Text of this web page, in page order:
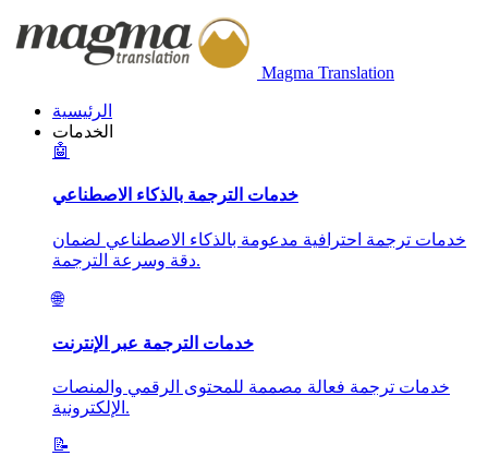
Magma Translation
الرئيسية
الخدمات
🤖
خدمات الترجمة بالذكاء الاصطناعي
خدمات ترجمة احترافية مدعومة بالذكاء الاصطناعي لضمان
دقة وسرعة الترجمة.
🌐
خدمات الترجمة عبر الإنترنت
خدمات ترجمة فعالة مصممة للمحتوى الرقمي والمنصات
الإلكترونية.
📝